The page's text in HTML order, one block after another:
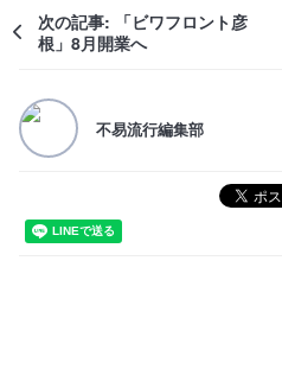
次の記事: 「ビワフロント彦
根」8月開業へ
不易流行編集部